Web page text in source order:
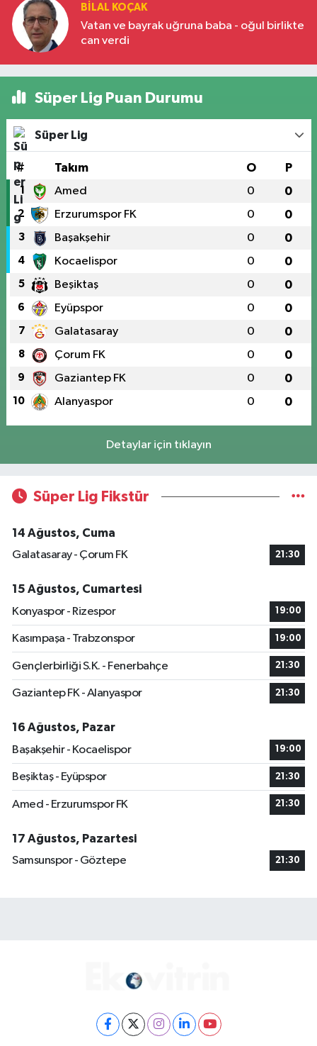
BILAL KOÇAK
Vatan ve bayrak uğruna baba - oğul birlikte
can verdi
Süper Lig Puan Durumu
Süper Lig
# Takım O P
1 Amed 0 0
2 Erzurumspor FK 0 0
3 Başakşehir 0 0
4 Kocaelispor 0 0
5 Beşiktaş 0 0
6 Eyüpspor 0 0
7 Galatasaray 0 0
8 Çorum FK 0 0
9 Gaziantep FK 0 0
10 Alanyaspor 0 0
Detaylar için tıklayın
Süper Lig Fikstür
14 Ağustos, Cuma
Galatasaray - Çorum FK
21:30
15 Ağustos, Cumartesi
Konyaspor - Rizespor
19:00
Kasımpaşa - Trabzonspor 19:00
Gençlerbirliği S.K. - Fenerbahçe 21:30
Gaziantep FK - Alanyaspor 21:30
16 Ağustos, Pazar
Başakşehir - Kocaelispor
19:00
Beşiktaş - Eyüpspor 21:30
Amed - Erzurumspor FK 21:30
17 Ağustos, Pazartesi
Samsunspor - Göztepe
21:30